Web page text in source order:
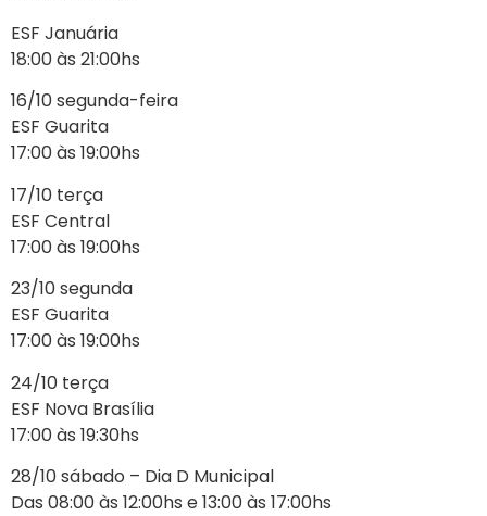
ESF Januária
18:00 às 21:00hs
16/10 segunda-feira
ESF Guarita
17:00 às 19:00hs
17/10 terça
ESF Central
17:00 às 19:00hs
23/10 segunda
ESF Guarita
17:00 às 19:00hs
24/10 terça
ESF Nova Brasília
17:00 às 19:30hs
28/10 sábado – Dia D Municipal
Das 08:00 às 12:00hs e 13:00 às 17:00hs